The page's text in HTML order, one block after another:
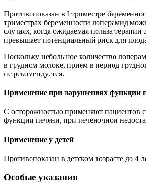
Противопоказан в I триместре
триместрах беременности лоперамид
случаях, когда ожидаемая польза терапии
превышает потенциальный риск для
Поскольку небольшое количество
в грудном молоке, прием в период
не рекомендуется.
Применение при нарушениях функции
С осторожностью применяют пациентов
функции печени, при печеночной
Применение у детей
Противопоказан в детском возрасте до 4
Особые указания